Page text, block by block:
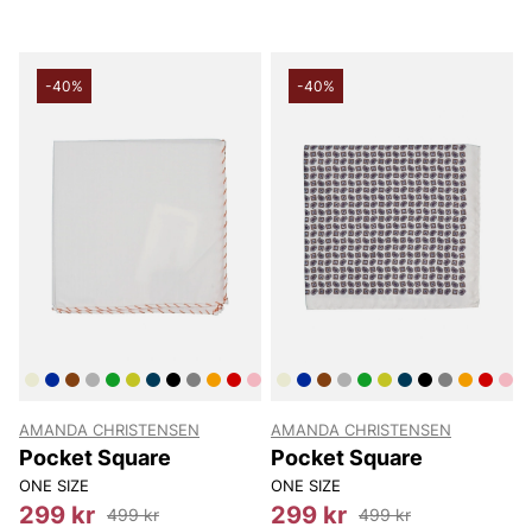
-40%
AMANDA CHRISTENSEN
Pocket Square
ONE SIZE
299 kr 499 kr
-40%
AMANDA CHRISTENSEN
Pocket Square
ONE SIZE
299 kr 499 kr